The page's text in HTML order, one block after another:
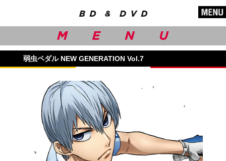
弱虫ペダル NEW GENERATION Vol.7